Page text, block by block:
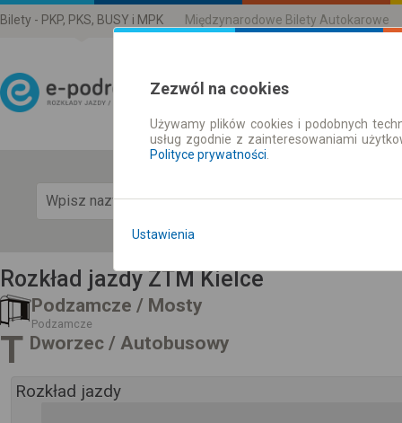
Bilety - PKP, PKS, BUSY i MPK Międzynarodowe Bilety Autokarowe
Rozkład Jazdy | Bilety
Rozkład jazdy ZTM Kielce
Podzamcze / Mosty
Podzamcze
T Dworzec / Autobusowy
Rozkład jazdy
Zezwól na cookies
Używamy plików cookies i podobnych
usług zgodnie z zainteresowaniami
Polityce prywatności
Ustawienia